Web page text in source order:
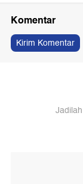
Komentar
Kirim Komentar